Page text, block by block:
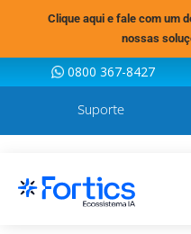
Clique aqui e fale com um
nossas
0800 367-8427
Suporte